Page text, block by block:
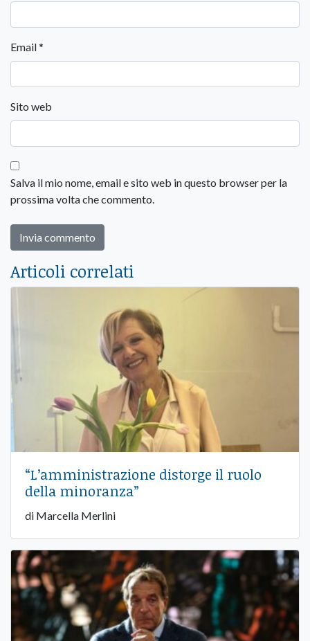
Email*
Sito web
Salva il mio nome, email e sito web in questo browser per la
prossima volta che commento.
Articoli correlati
“L’amministrazione distorge il ruolo
della minoranza”
di Marcella Merlini